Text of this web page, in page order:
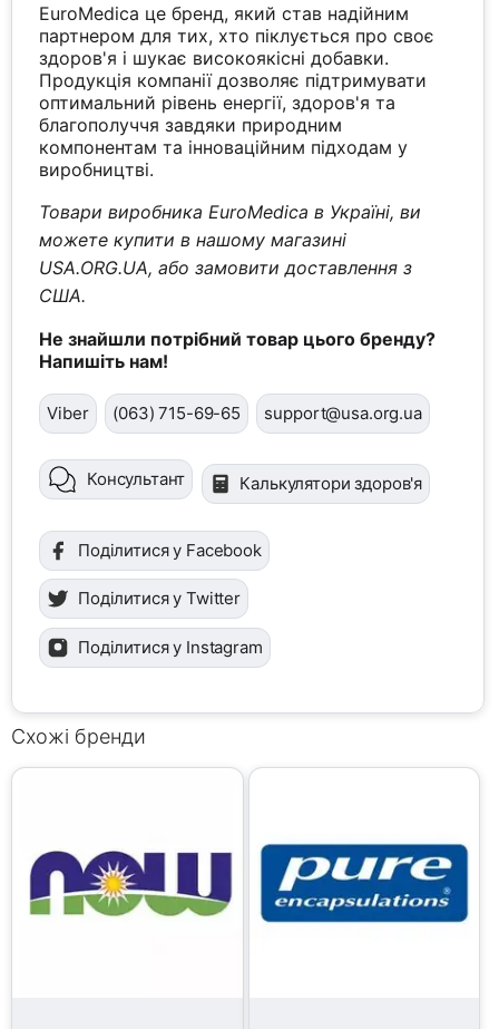
EuroMedica це бренд, який став надійним
партнером для тих, хто піклується про своє
здоров'я і шукає високоякісні добавки.
Продукція компанії дозволяє підтримувати
оптимальний рівень енергії, здоров'я та
благополуччя завдяки природним
компонентам та інноваційним підходам у
виробництві.
Товари виробника EuroMedica в Україні, ви
можете купити в нашому магазині
USA.ORG.UA, або замовити доставлення з
США.
Не знайшли потрібний товар цього бренду?
Напишіть нам!
Viber (063) 715-69-65 support@usa.org.ua
Консультант Калькулятори здоров'я
Поділитися у Facebook
Поділитися у Twitter
Поділитися у Instagram
Схожі бренди